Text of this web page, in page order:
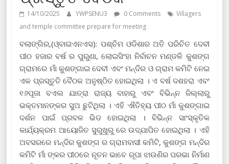
14/10/2025 YWPSENU3 0 Comments
Villagers
and temple committee prepare for meeting
ବଲାଙ୍ଗିର,(ଓ୍ବାଇଏନଏସ): ପଶ୍ଚିମ ଓଡିଶାର ଅତି ପରିଚିତ ଦେବୀ
ପୀଠ ହଜାର ବର୍ଷ ର ପୁରୁଣା, ଲୋଇସିଂହା ନିର୍ବାଚନ ମଣ୍ଡଳି କୁଶଙ୍ଗ
ଗ୍ରାମରେ ମାଁ କୁଶଙ୍ଗାଇ ଦେବୀ ଏବଂ ମନ୍ଦିର ଓ ଗ୍ରାମ କମିଟି ନେଇ
ଏକ ପ୍ରସ୍ତୁତି ବୈଠକ ଅନୁଷ୍ଠିତ ହୋଇଥିଲା । ଏ ବର୍ଷ ଦଶହରା ଏବଂ
୧୬ପୂଜା ବଏଲ ଯାତ୍ରା ରାଜ୍ୟ ବାହାରୁ ଏବଂ ବିଭିନ୍ନ ଜିଲ୍ଲାରୁ
ଭକ୍ତମାନଙ୍କର ସୁଅ ଛୁଟିଥିଲା । ଏହି ଐତିହ୍ୟ ପୀଠ ମାଁ କୁଶଙ୍ଗାଇ
ଦର୍ଶନ ପାଇଁ ପ୍ରବଳ ଭିଡ ହୋଇଥିଲା । ବିଭିନ୍ନ ସାଂସ୍କୃତିକ
କାର୍ଯ୍ୟକ୍ରମ ଆୟୋଜିତ ସୁରୁଖୁରୁ ରେ ଉଦ୍‌ଯାପିତ ହୋଇଥିଲା । ଏହି
ଅବସରରେ ମନ୍ଦିର କୁଶଙ୍ଗ ର ଗ୍ରାମବାସୀ କମିଟି,କୁଶଙ୍ଗ ମନ୍ଦିର
କମିଟି ମାଁ ଙ୍କର ପୀଠରେ ନୂତନ ଭାବେ ରୂପା ଝାଉଣିର ପରଭା ନିର୍ମାଣ